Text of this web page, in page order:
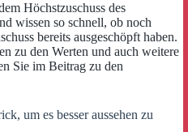
Höchstzuschuss des
wissen so schnell, ob noch
bereits ausgeschöpft haben.
zu den Werten und auch weitere
Sie im Beitrag zu den
um es besser aussehen zu